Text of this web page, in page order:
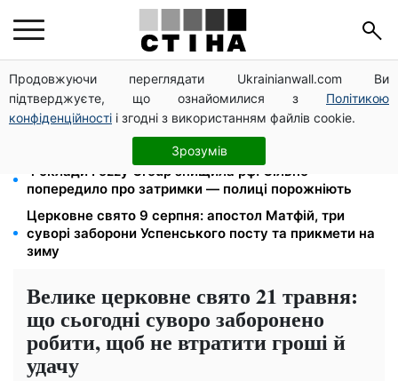
Продовжуючи переглядати Ukrainianwall.com Ви
підтверджуєте, що ознайомилися з Політикою
конфіденційності і згодні з використанням файлів cookie.
Зрозумів
Позбавлення прав за систематичні порушення ПДР:
Зеленський доручив посилити відповідальність
Податкові номери чоловіків 18–60 років передадуть
ТЦК: Кабмін ухвалив нові правила пошуку
4 склади Fozzy Group знищила рф: Сільпо
попередило про затримки — полиці порожніють
Церковне свято 9 серпня: апостол Матфій, три
суворі заборони Успенського посту та прикмети на
зиму
Велике церковне свято 21 травня:
що сьогодні суворо заборонено
робити, щоб не втратити гроші й
удачу